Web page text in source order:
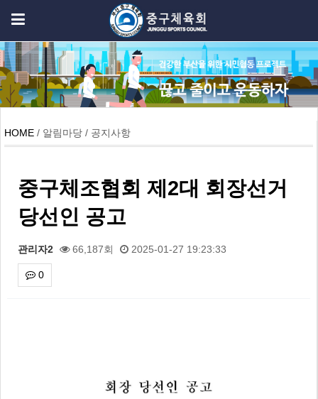
HOME / 알림마당 / 공지사항
중구체조협회 제2대 회장선거
당선인 공고
관리자2 66,187회 2025-01-27 19:23:33
0